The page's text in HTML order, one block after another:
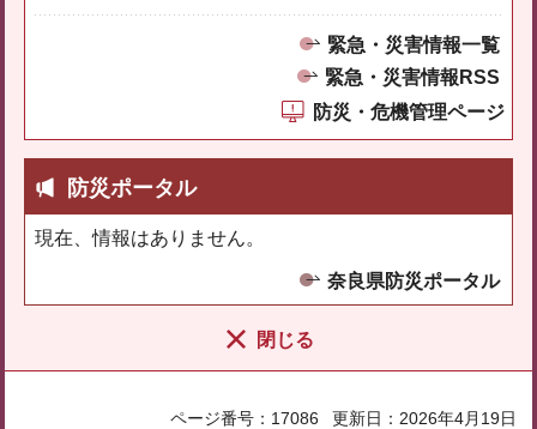
緊急・災害情報一覧
緊急・災害情報RSS
防災・危機管理ページ
防災ポータル
現在、情報はありません。
奈良県防災ポータル
閉じる
ページ番号：17086 更新日：2026年4月19日